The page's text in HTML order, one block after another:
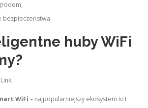
bezpieczeństwa.
huby WiFi
WiFi – najpopularniejszy ekosystem IoT.